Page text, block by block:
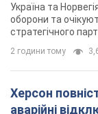
Україна та
оборони та
стратегічного
2 години тому
Херсон
аварійні